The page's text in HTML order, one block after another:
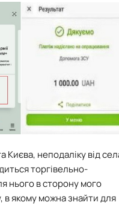
Києва, неподаліку від
торгівельно-
нього в сторону мого
в якому можна знайти для